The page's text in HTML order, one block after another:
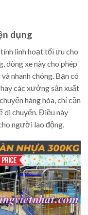
dụng
linh hoạt tối ưu cho
xe này cho phép
nhanh chóng. Bạn có
các xưởng sản xuất
hàng hóa, chỉ cần
di chuyển. Điều này
người lao động.